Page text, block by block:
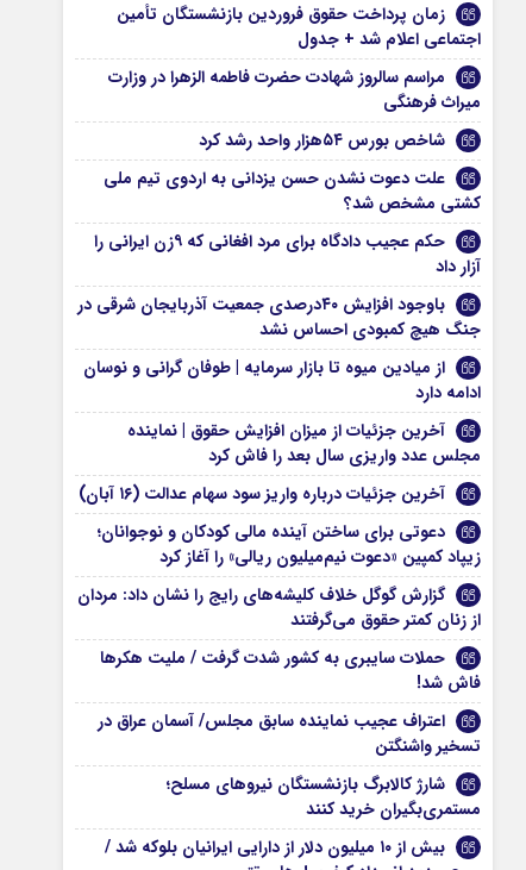
زمان پرداخت حقوق فروردین بازنشستگان تأمین
اجتماعی اعلام شد + جدول
مراسم سالروز شهادت حضرت فاطمه الزهرا در وزارت
میراث فرهنگی
شاخص بورس ۵۴هزار واحد رشد کرد
علت دعوت نشدن حسن یزدانی به اردوی تیم ملی
کشتی مشخص شد؟
حکم عجیب دادگاه برای مرد افغانی که ۹زن ایرانی را
آزار داد
باوجود افزایش ۴۰درصدی جمعیت آذربایجان شرقی در
جنگ هیچ کمبودی احساس نشد
از میادین میوه تا بازار سرمایه | طوفان گرانی و نوسان
ادامه دارد
آخرین جزئیات از میزان افزایش حقوق | نماینده
مجلس عدد واریزی سال بعد را فاش کرد
آخرین جزئیات درباره واریز سود سهام عدالت (۱۶ آبان)
دعوتی برای ساختن آینده مالی کودکان و نوجوانان؛
زیپاد کمپین «دعوت نیم‌میلیون ریالی» را آغاز کرد
گزارش گوگل خلاف کلیشه‌های رایج را نشان داد: مردان
از زنان کمتر حقوق می‌گرفتند
حملات سایبری به کشور شدت گرفت / ملیت هکرها
فاش شد!
اعتراف عجیب نماینده سابق مجلس/ آسمان عراق در
تسخیر واشنگتن
شارژ کالابرگ‌ بازنشستگان نیروهای مسلح؛
مستمری‌بگیران خرید کنند
بیش از ۱۰ میلیون دلار از دارایی ایرانیان بلوکه شد /